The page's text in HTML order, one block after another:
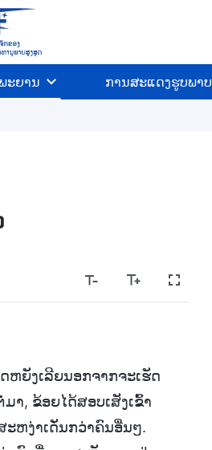
ະຍານ ການສະແດງຮູບພາບ
ຍັງເລີຍນອກຈາກຈະເຮັດ
າ, ຂ້ອຍໄດ້ສອບເສັງເຂົ້າ
ຫງ່າເດັ່ນກວ່າຄົນອື່ນໆ.